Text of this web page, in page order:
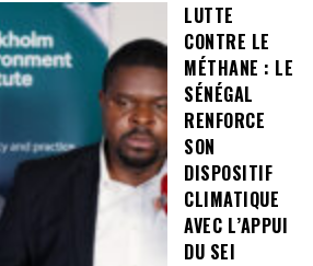
LUTTE
CONTRE LE
MÉTHANE : LE
SÉNÉGAL
RENFORCE
SON
DISPOSITIF
CLIMATIQUE
AVEC L’APPUI
DU SEI